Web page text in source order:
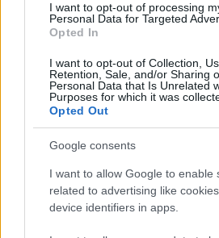
I want to opt-out of processing
Personal Data for Targeted
Opted In
I want to opt-out of Collection,
Retention, Sale, and/or Sharing
Personal Data that Is Unrelated
Purposes for which it was
Opted Out
Google consents
I want to allow Google to enable
related to advertising like
device identifiers in apps.
Vous trouverez ci-dessous le
l'heure de diffusion ont été
des diffuseurs seront
rencontres à venir, nous
page. Cliquez sur l'un des
toutes les informations
Pour suivre l'actu Australie,
rendre chez notre partenaire
sélectionne l'actu rugby